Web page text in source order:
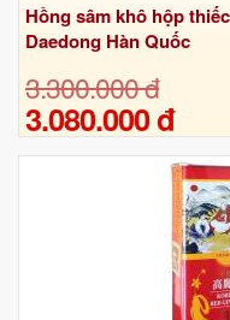
Hồng sâm khô hộp
Daedong Hàn Quốc
3.300.000 đ
3.080.000 đ